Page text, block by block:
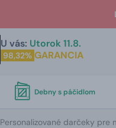
U vás: Utorok 11.8.
98,32% GARANCIA
Debny s páčidlom
Personalizované darčeky pre